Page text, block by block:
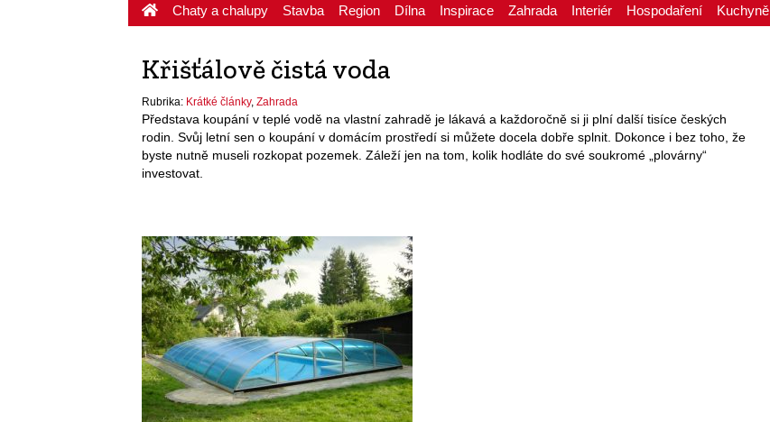
Chaty a chalupy Stavba Region Dílna Inspirace Zahrada Interiér Hospodaření Kuchyně
Křišťálově čistá voda
Rubrika: Krátké články, Zahrada
Představa koupání v teplé vodě na vlastní zahradě je lákavá a každoročně si ji plní další tisíce českých
rodin. Svůj letní sen o koupání v domácím prostředí si můžete docela dobře splnit. Dokonce i bez toho, že
byste nutně museli rozkopat pozemek. Záleží jen na tom, kolik hodláte do své soukromé „plovárny“
investovat.